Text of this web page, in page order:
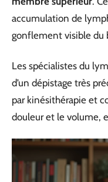
accumulation de
gonflement visible du
Les spécialistes du
d’un dépistage très
par kinésithérapie et
douleur et le volume,